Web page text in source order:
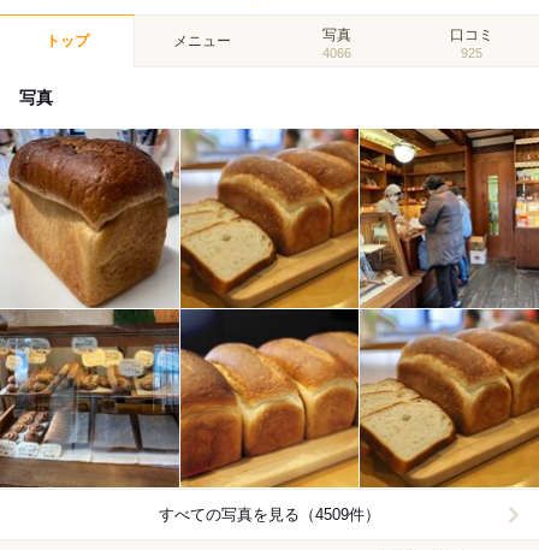
トップ メニュー 写真
4066
口コミ
925
写真
すべての写真を見る（4509件）